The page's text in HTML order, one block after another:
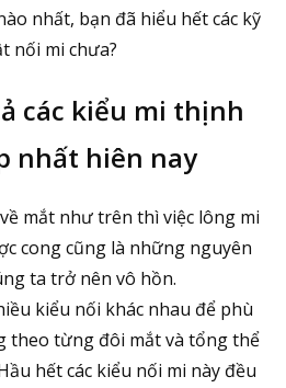
nhất, bạn đã hiểu hết các kỹ
nối mi chưa?
các kiểu mi thịnh
nhất hiên nay
mắt như trên thì việc lông mi
cong cũng là những nguyên
ta trở nên vô hồn.
kiểu nối khác nhau để phù
theo từng đôi mắt và tổng thể
hết các kiểu nối mi này đều